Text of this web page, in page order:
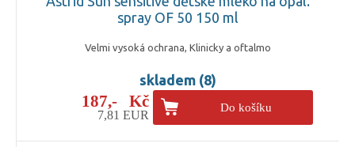
spray OF 50 150 ml
Velmi vysoká ochrana, Klinicky a oftalmo
skladem (8)
187,- Kč
7,81 EUR
Do košíku